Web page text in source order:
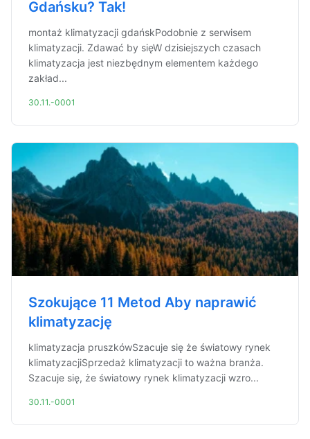
Gdańsku? Tak!
montaż klimatyzacji gdańskPodobnie z serwisem
klimatyzacji. Zdawać by sięW dzisiejszych czasach
klimatyzacja jest niezbędnym elementem każdego
zakład...
30.11.-0001
Szokujące 11 Metod Aby naprawić
klimatyzację
klimatyzacja pruszkówSzacuje się że światowy rynek
klimatyzacjiSprzedaż klimatyzacji to ważna branża.
Szacuje się, że światowy rynek klimatyzacji wzro...
30.11.-0001